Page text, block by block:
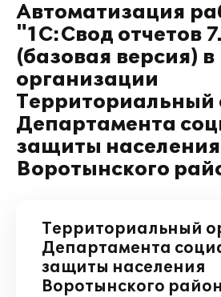
Автоматизация
"1С:Свод отчетов
(базовая версия) в
организации
Территориальный
Департамента
защиты населения
Воротынского
Территориальный
Департамента
защиты населения
Воротынского